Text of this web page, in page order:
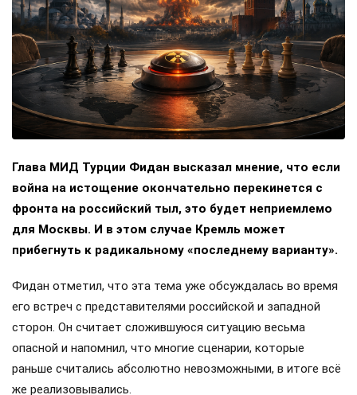
Глава МИД Турции Фидан высказал мнение, что если
война на истощение окончательно перекинется с
фронта на российский тыл, это будет неприемлемо
для Москвы. И в этом случае Кремль может
прибегнуть к радикальному «последнему варианту».
Фидан отметил, что эта тема уже обсуждалась во время
его встреч с представителями российской и западной
сторон. Он считает сложившуюся ситуацию весьма
опасной и напомнил, что многие сценарии, которые
раньше считались абсолютно невозможными, в итоге всё
же реализовывались.